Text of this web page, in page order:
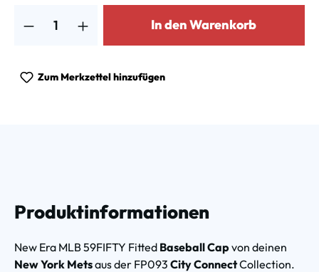
In den Warenkorb
Zum Merkzettel hinzufügen
Produktinformationen
New Era MLB 59FIFTY Fitted Baseball Cap von deinen
New York Metsaus der FP093 City ConnectCollection.